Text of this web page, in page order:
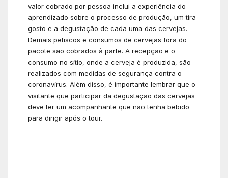
valor cobrado por pessoa inclui a experiência do
aprendizado sobre o processo de produção, um tira-
gosto e a degustação de cada uma das cervejas.
Demais petiscos e consumos de cervejas fora do
pacote são cobrados à parte. A recepção e o
consumo no sítio, onde a cerveja é produzida, são
realizados com medidas de segurança contra o
coronavírus. Além disso, é importante lembrar que o
visitante que participar da degustação das cervejas
deve ter um acompanhante que não tenha bebido
para dirigir após o tour.